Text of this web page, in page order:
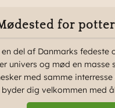
for
en del af Danmarks fedeste
univers og mød en masse
med samme
dig velkommen med